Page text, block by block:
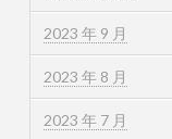
2023 年 9 月
2023 年 8 月
2023 年 7 月